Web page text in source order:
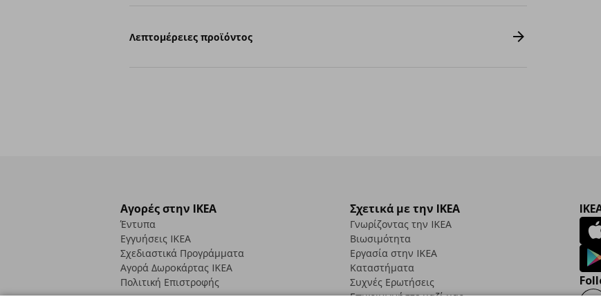
Λεπτομέρειες προϊόντος
Αγορές στην IKEA
Έντυπα
Εγγυήσεις IKEA
Σχεδιαστικά Προγράμματα
Αγορά Δωρoκάρτας IKEA
Πολιτική Επιστροφής
Σχετικά με την IKEA
Γνωρίζοντας την IKEA
Βιωσιμότητα
Εργασία στην IKEA
Καταστήματα
Συχνές Ερωτήσεις